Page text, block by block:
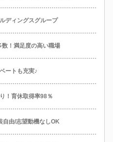
ディングスグループ
！満足度の高い職場
ートも充実♪
！育休取得率98％
自由/志望動機なしOK